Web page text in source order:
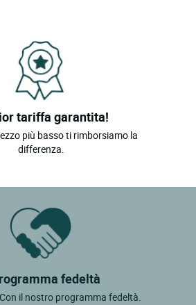
tariffa garantita!
più basso ti rimborsiamo la
differenza.
fedeltà
il nostro programma fedeltà.